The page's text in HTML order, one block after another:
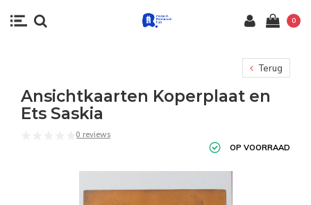
0
Terug
Ansichtkaarten Koperplaat en
Ets Saskia
0 reviews
OP VOORRAAD